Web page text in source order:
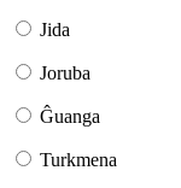
Jida
Joruba
Ĝuanga
Turkmena